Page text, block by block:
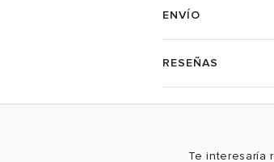
ENVÍO
RESEÑAS
Te interesaría